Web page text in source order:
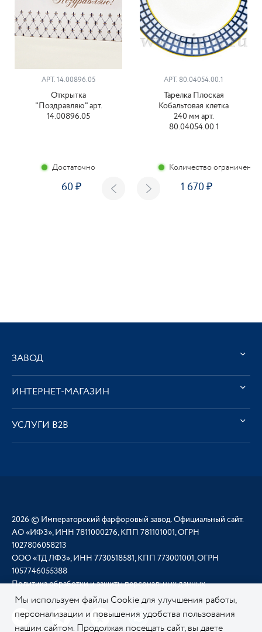
АРТ. 14.00896.05
Открытка
"Поздравляю" арт.
14.00896.05
Достаточно
60
АРТ. 80.04054.00.1
Тарелка Плоская
Кобальтовая клетка
240 мм арт.
80.04054.00.1
Количество ограничено
1 670
ЗАВОД
ИНТЕРНЕТ-МАГАЗИН
УСЛУГИ В2В
2026 © Императорский фарфоровый завод. Официальный сайт.
АО «ИФЗ», ИНН 7811000276, КПП 781101001, ОГРН
1027806058213
ООО «ТД ЛФЗ», ИНН 7730518581, КПП 773001001, ОГРН
1057746055388
Политика обработки и защиты персональных данных
Мы используем файлы Cookie для улучшения работы,
персонализации и повышения удобства пользования
нашим сайтом. Продолжая посещать сайт, вы даете